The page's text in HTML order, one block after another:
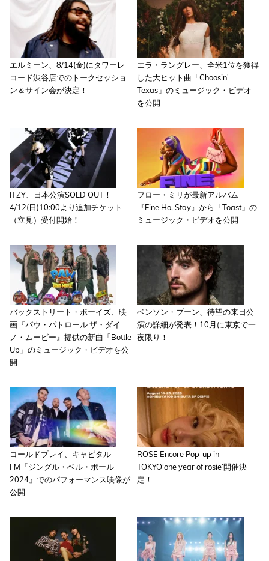
エルミーン、8/14(金)にタワーレ
コード渋谷店でのトークセッショ
ン＆サイン会が決定！
エラ・ラングレー、全米1位を獲得
した大ヒット曲「Choosin'
Texas」のミュージック・ビデオ
を公開
ITZY、日本公演SOLD OUT！
4/12(日)10:00より追加チケット
（立見）受付開始！
フロー・ミリが最新アルバム
『Fine Ho, Stay』から「Toast」の
ミュージック・ビデオを公開
バックストリート・ボーイズ、映
画『パウ・パトロール ザ・ダイ
ノ・ムービー』提供の新曲「Bottle
Up」のミュージック・ビデオを公
開
ベンソン・ブーン、待望の来日公
演の詳細が発表！10月に東京で一
夜限り！
コールドプレイ、キャピタル
FM『ジングル・ベル・ボール
2024』でのパフォーマンス映像が
公開
ROSE Encore Pop-up in
TOKYO‘one year of rosie’開催決
定！